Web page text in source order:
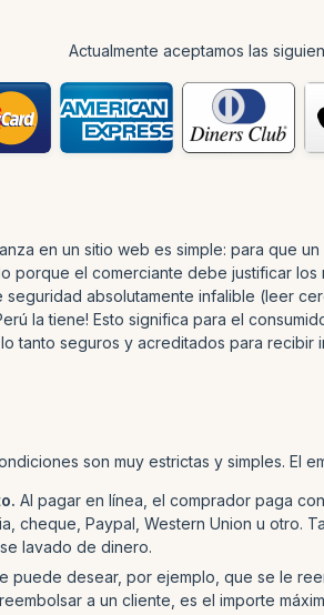
Actualmente aceptamos las
en un sitio web es simple: para que
porque el comerciante debe justificar
absolutamente infalible (leer
la tiene! Esto significa para el
tanto seguros y acreditados para
son muy estrictas y simples. El
Al pagar en línea, el comprador paga
cheque, Paypal, Western Union u otro.
lavado de dinero.
puede desear, por ejemplo, que se le
a un cliente, es el importe